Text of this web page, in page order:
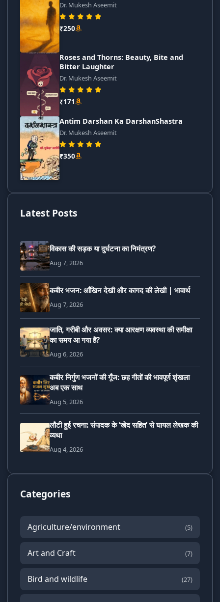
Dr. Mukesh Aseemit
₹250
Roses and Thorns: Beauty, Bite and
Bitter Laughter
Dr. Mukesh Aseemit
₹171
Antim Darshan Ka DarshanShastra
Dr. Mukesh Aseemit
₹350
Latest Posts
विकास की सड़क या दुर्घटना का निमंत्रण?
Aug 7, 2026
कबीर भजन: आँखिन देखी और कागद की लेखी | भावार्थ
Aug 7, 2026
जाति, गरीबी और अवसर: क्या आरक्षण व्यवस्था की समीक्षा
का समय आ गया है?
Aug 6, 2026
कबीर निर्गुण भजनों की गूँज: छह गीतों की भावपूर्ण शृंखला
अब एक साथ
Aug 5, 2026
लौटी हुई रचना: संपादक के ‘खेद सहित’ से घायल लेखक की
व्यथा
Aug 4, 2026
Categories
Agriculture/environment (5)
Art and Craft (7)
Bird and wildlife (27)